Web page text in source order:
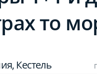
то
Кестель